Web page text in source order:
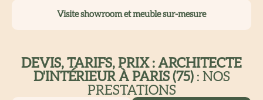
Visite showroom et meuble sur-mesure
DEVIS, TARIFS, PRIX : ARCHITECTE
D'INTÉRIEUR À PARIS (75): NOS
PRESTATIONS